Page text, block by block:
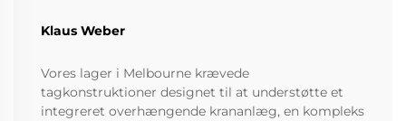
Klaus Weber
Vores lager i Melbourne krævede
tagkonstruktioner designet til at understøtte et
integreret overhængende krananlæg, en kompleks